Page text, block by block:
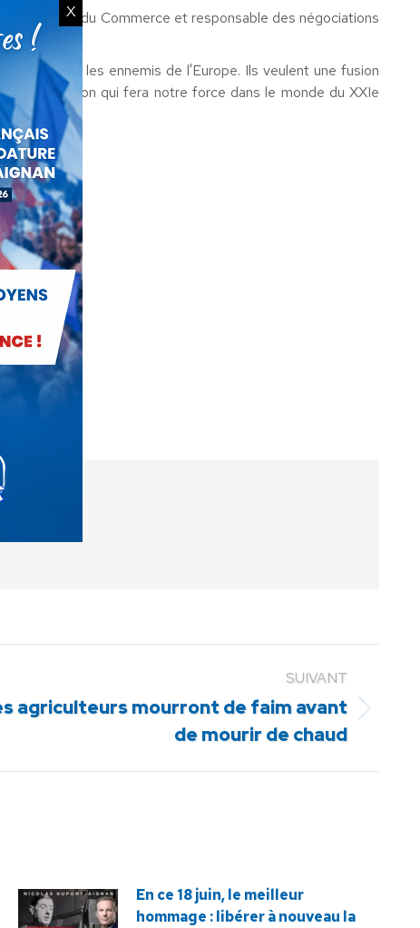
en charge du Commerce et responsable des négociations
sont les ennemis de l'Europe. Ils veulent une fusion
cette union qui fera notre force dans le monde du XXIe
SUIVANT
agriculteurs mourront de faim avant
de mourir de chaud
En ce 18 juin, le meilleur
hommage : libérer à nouveau la
X